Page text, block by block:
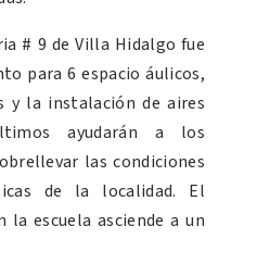
# 9 de Villa Hidalgo fue
para 6 espacio áulicos,
y la instalación de aires
ayudarán a los
las condiciones
de la localidad. El
escuela asciende a un